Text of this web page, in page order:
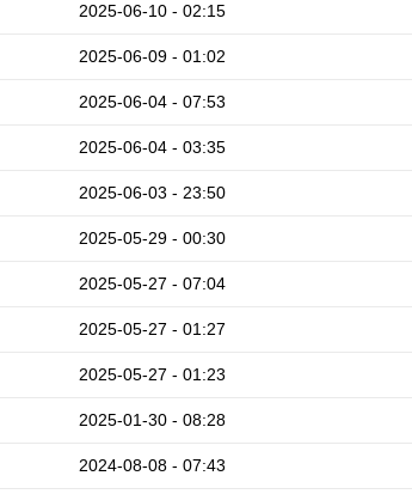
2025-06-10 - 02:15
2025-06-09 - 01:02
2025-06-04 - 07:53
2025-06-04 - 03:35
2025-06-03 - 23:50
2025-05-29 - 00:30
2025-05-27 - 07:04
2025-05-27 - 01:27
2025-05-27 - 01:23
2025-01-30 - 08:28
2024-08-08 - 07:43